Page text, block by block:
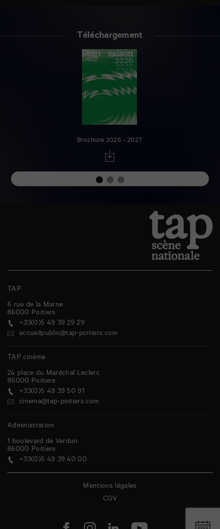
Téléchargement
Brochure 2026 - 2027
TAP
6 rue de la Marne
86000 Poitiers
+33(0)5 49 39 29 29
accueilpublic@tap-poitiers.com
TAP cinéma
24 place du Maréchal Leclerc
86000 Poitiers
+33(0)5 49 39 50 91
cinema@tap-poitiers.com
Administration
1 boulevard de Verdun
86000 Poitiers
+33(0)5 49 39 40 00
Mentions légales
CGV